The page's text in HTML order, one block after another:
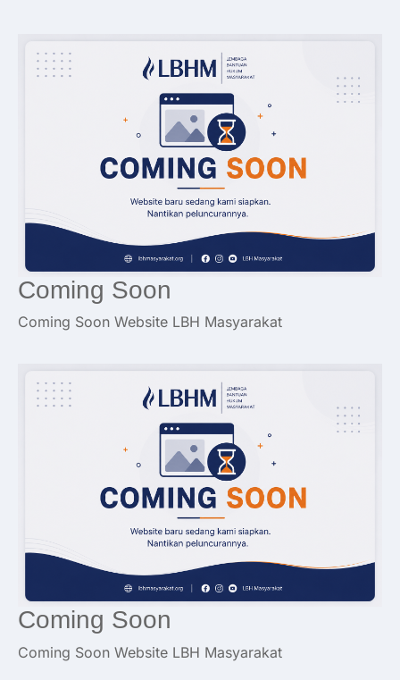
Coming Soon
Coming Soon Website LBH Masyarakat
Coming Soon
Coming Soon Website LBH Masyarakat